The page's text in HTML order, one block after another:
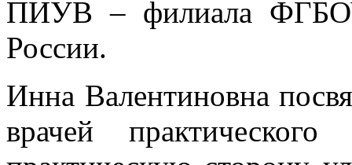
ПИУВ – филиала
России.
Инна Валентиновна
врачей